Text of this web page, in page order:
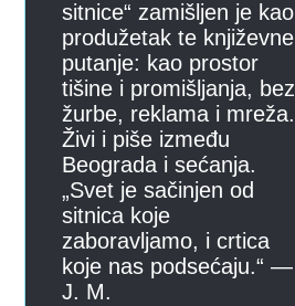
sitnice“ zamišljen je kao
produžetak te književne
putanje: kao prostor
tišine i promišljanja, bez
žurbe, reklama i mreža.
Živi i piše između
Beograda i sećanja.
„Svet je sačinjen od
sitnica koje
zaboravljamo, i crtica
koje nas podsećaju.“ —
J. M.